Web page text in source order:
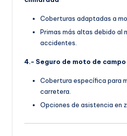
Coberturas adaptadas a
Primas más altas debido al
accidentes.
4.- Seguro de moto de campo
Cobertura específica para
carretera.
Opciones de asistencia en